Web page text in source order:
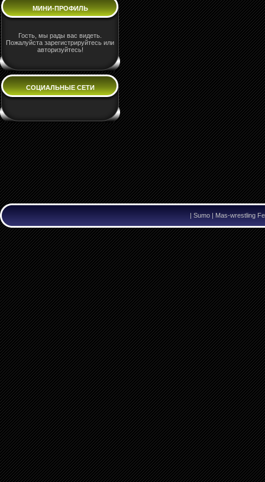
МИНИ-ПРОФИЛЬ
Гость, мы рады вас видеть.
Пожалуйста зарегистрируйтесь или
авторизуйтесь!
СОЦИАЛЬНЫЕ СЕТИ
| Sumo | Mas-wrestling